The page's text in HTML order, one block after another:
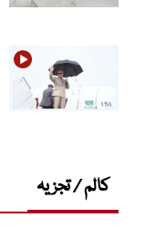
کالم / تجزیہ